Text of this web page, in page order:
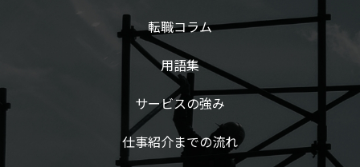
転職コラム
用語集
サービスの強み
仕事紹介までの流れ